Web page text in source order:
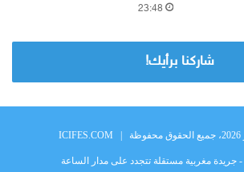
23:48
شاركنا برأيك!
ICIFES.COM